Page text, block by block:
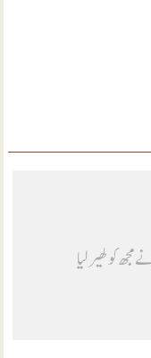
کو گھیر لیا